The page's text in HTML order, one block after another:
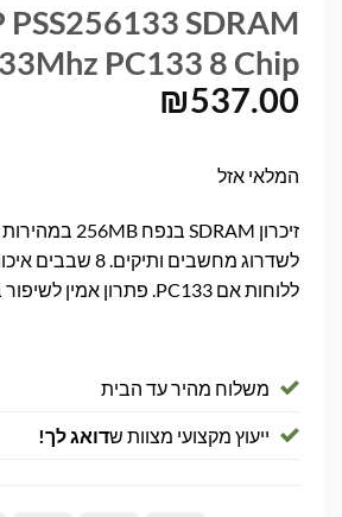
PSS256133 SDRAM
PC133 8 Chip
₪537.00
המלאי אזל
לשדרוג מחשבים
ללוחות אם PC133. פתרון אמין לשיפור ביצועים.
משלוח מהיר עד הבית
ייעוץ מקצועי מצוות שדואג לך!